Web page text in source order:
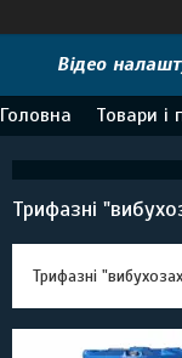
Відео
Головна Товари і
Трифазні
Трифазні